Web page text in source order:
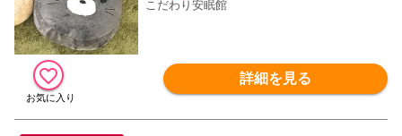
いぐるみ （ネコ）【CA-ANIMALGY】
こだわり安眠館
詳細を見る